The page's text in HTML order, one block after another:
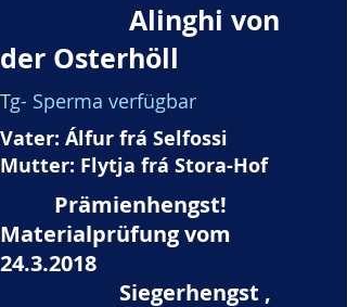
Alinghi von
der Osterhöll
Tg- Sperma verfügbar
Vater: Álfur frá Selfossi
Mutter: Flytja frá Stora-Hof
Prämienhengst!
Materialprüfung vom
24.3.2018
Siegerhengst ,